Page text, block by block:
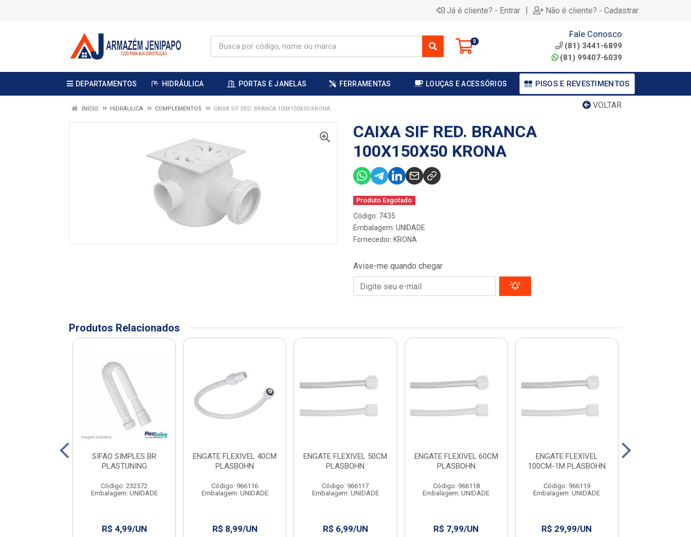
Já é cliente? - Entrar | Não é cliente? - Cadastrar
0
Fale Conosco
(81) 3441-6899
(81) 99407-6039
DEPARTAMENTOS HIDRÁULICA PORTAS E JANELAS FERRAMENTAS LOUÇAS E ACESSÓRIOS PISOS E REVESTIMENTOS
VOLTAR
INÍCIO HIDRÁULICA COMPLEMENTOS CAIXA SIF RED. BRANCA 100X150X50 KRONA
CAIXA SIF RED. BRANCA
100X150X50 KRONA
Produto Esgotado
Código: 7435
Embalagem: UNIDADE
Fornecedor: KRONA
Avise-me quando chegar
Produtos Relacionados
SIFAO SIMPLES BR
PLASTUNING
Código: 232572
Embalagem: UNIDADE
R$ 4,99/UN
ENGATE FLEXIVEL 40CM
PLASBOHN
Código: 966116
Embalagem: UNIDADE
R$ 8,99/UN
ENGATE FLEXIVEL 50CM
PLASBOHN
Código: 966117
Embalagem: UNIDADE
R$ 6,99/UN
ENGATE FLEXIVEL 60CM
PLASBOHN
Código: 966118
Embalagem: UNIDADE
R$ 7,99/UN
ENGATE FLEXIVEL
100CM-1M PLASBOHN
Código: 966119
Embalagem: UNIDADE
R$ 29,99/UN